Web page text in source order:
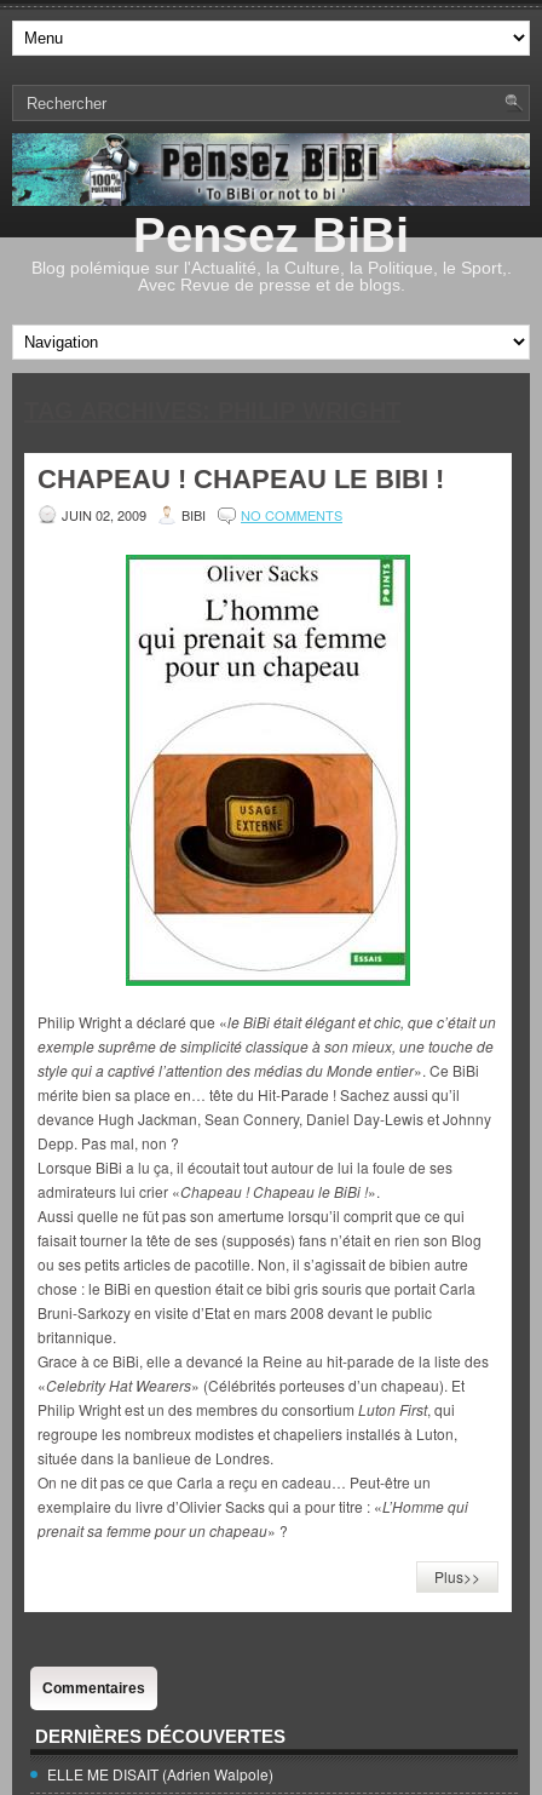
Pensez BiBi
Blog polémique sur l'Actualité, la Culture, la Politique, le Sport,.
Avec Revue de presse et de blogs.
CHAPEAU ! CHAPEAU LE BIBI !
JUIN 02, 2009 BIBI NO COMMENTS
Philip Wright a déclaré que «le BiBi était élégant et chic, que c’était un
exemple suprême de simplicité classique à son mieux, une touche de
style qui a captivé l’attention des médias du Monde entier». Ce BiBi
mérite bien sa place en… tête du Hit-Parade ! Sachez aussi qu’il
devance Hugh Jackman, Sean Connery, Daniel Day-Lewis et Johnny
Depp. Pas mal, non ?
Lorsque BiBi a lu ça, il écoutait tout autour de lui la foule de ses
admirateurs lui crier «Chapeau ! Chapeau le BiBi !».
Aussi quelle ne fût pas son amertume lorsqu’il comprit que ce qui
faisait tourner la tête de ses (supposés) fans n’était en rien son Blog
ou ses petits articles de pacotille. Non, il s’agissait de bibien autre
chose : le BiBi en question était ce bibi gris souris que portait Carla
Bruni-Sarkozy en visite d’Etat en mars 2008 devant le public
britannique.
Grace à ce BiBi, elle a devancé la Reine au hit-parade de la liste des
«Celebrity Hat Wearers» (Célébrités porteuses d’un chapeau). Et
Philip Wright est un des membres du consortium Luton First, qui
regroupe les nombreux modistes et chapeliers installés à Luton,
située dans la banlieue de Londres.
On ne dit pas ce que Carla a reçu en cadeau… Peut-être un
exemplaire du livre d’Olivier Sacks qui a pour titre : «L’Homme qui
prenait sa femme pour un chapeau» ?
Plus>>
Commentaires
DERNIÈRES DÉCOUVERTES
ELLE ME DISAIT (Adrien Walpole)